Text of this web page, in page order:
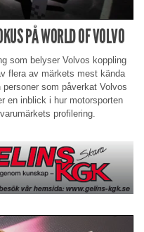
PÅ WORLD OF VOLVO
som belyser Volvos koppling
flera av märkets mest kända
som påverkat Volvos
en inblick i hur motorsporten
profilering.